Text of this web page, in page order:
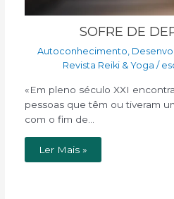
SOFRE DE
Autoconhecimento,
Revista Reiki & Yoga /
«Em pleno século XXI
pessoas que têm ou tiveram
com o fim de…
Ler Mais »